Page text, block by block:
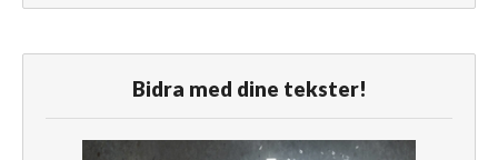
Bidra med dine tekster!